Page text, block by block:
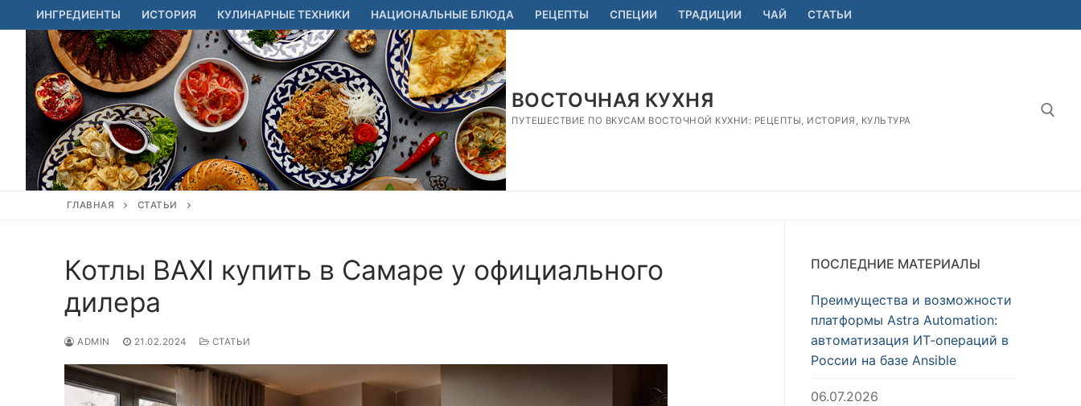
Перейти
к
содержимому
ИНГРЕДИЕНТЫ ИСТОРИЯ КУЛИНАРНЫЕ ТЕХНИКИ НАЦИОНАЛЬНЫЕ БЛЮДА РЕЦЕПТЫ СПЕЦИИ ТРАДИЦИИ ЧАЙ СТАТЬИ
ВОСТОЧНАЯ КУХНЯ
ПУТЕШЕСТВИЕ ПО ВКУСАМ ВОСТОЧНОЙ КУХНИ: РЕЦЕПТЫ, ИСТОРИЯ, КУЛЬТУРА
ГЛАВНАЯ СТАТЬИ
Котлы BAXI купить в Самаре у официального
дилера
ADMIN 21.02.2024 СТАТЬИ
ПОСЛЕДНИЕ МАТЕРИАЛЫ
Преимущества и возможности
платформы Astra Automation:
автоматизация ИТ-операций в
России на базе Ansible
06.07.2026